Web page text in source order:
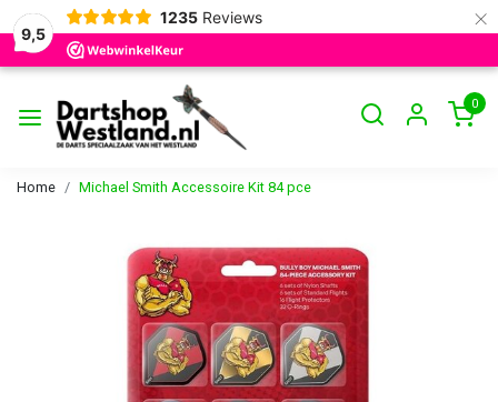
9,5
1235 Reviews ×
0
Home Michael Smith Accessoire Kit 84 pce